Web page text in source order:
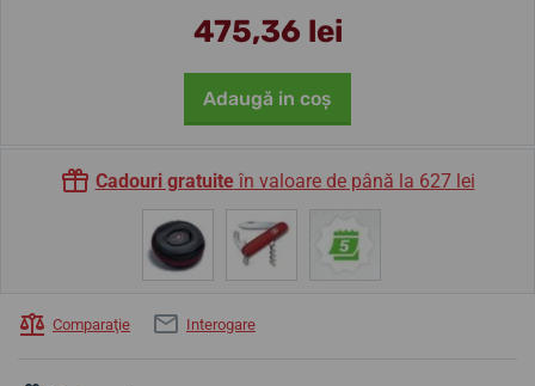
475,36 lei
Adaugă in coş
Cadouri gratuiteîn valoare de până la 627 lei
Comparaţie Interogare